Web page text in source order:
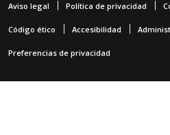
Aviso legal Política de privacidad
Código ético Accesibilidad
Preferencias de privacidad